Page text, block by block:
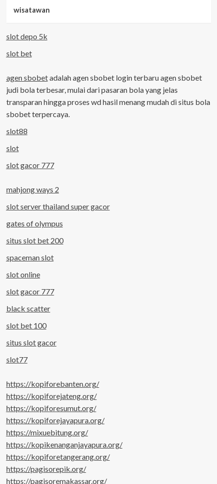
wisatawan
slot depo 5k
slot bet
agen sbobetadalah agen sbobet login terbaru agen sbobet
judi bola terbesar, mulai dari pasaran bola yang jelas
transparan hingga proses wd hasil menang mudah di situs bola
sbobet terpercaya.
slot88
slot
slot gacor 777
mahjong ways 2
slot server thailand super gacor
gates of olympus
situs slot bet 200
spaceman slot
slot online
slot gacor 777
black scatter
slot bet 100
situs slot gacor
slot77
https://kopiforebanten.org/
https://kopiforejateng.org/
https://kopiforesumut.org/
https://kopiforejayapura.org/
https://mixuebitung.org/
https://kopikenanganjayapura.org/
https://kopiforetangerang.org/
https://pagisorepik.org/
https://pagisoremakassar.org/